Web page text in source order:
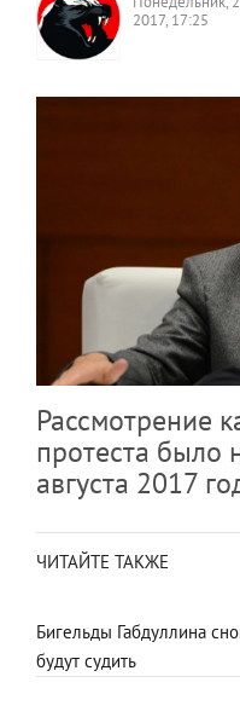
2017, 17:25
Рассмотрение
протеста было
августа 2017
ЧИТАЙТЕ ТАКЖЕ
Бигельды Габдуллина
будут судить